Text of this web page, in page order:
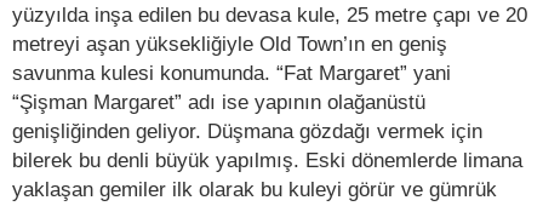
yüzyılda inşa edilen bu devasa kule, 25 metre çapı ve 20
metreyi aşan yüksekliğiyle Old Town’ın en geniş
savunma kulesi konumunda. “Fat Margaret” yani
“Şişman Margaret” adı ise yapının olağanüstü
genişliğinden geliyor. Düşmana gözdağı vermek için
bilerek bu denli büyük yapılmış. Eski dönemlerde limana
yaklaşan gemiler ilk olarak bu kuleyi görür ve gümrük